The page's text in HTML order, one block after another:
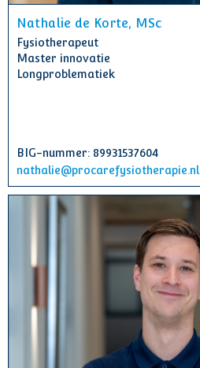
Nathalie de Korte, MSc
Fysiotherapeut
Master innovatie
Longproblematiek
BIG-nummer: 89931537604
nathalie@procarefysiotherapie.nl